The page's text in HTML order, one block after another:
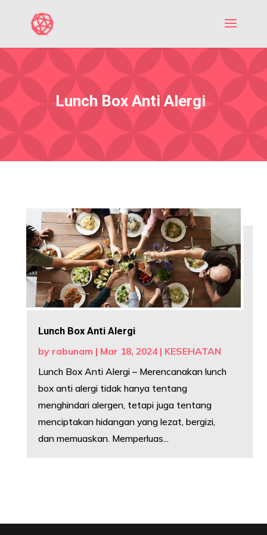
Lunch Box Anti Alergi
Lunch Box Anti Alergi
by rabunam | Mar 18, 2024| KESEHATAN
Lunch Box Anti Alergi – Merencanakan lunch
box anti alergi tidak hanya tentang
menghindari alergen, tetapi juga tentang
menciptakan hidangan yang lezat, bergizi,
dan memuaskan. Memperluas...